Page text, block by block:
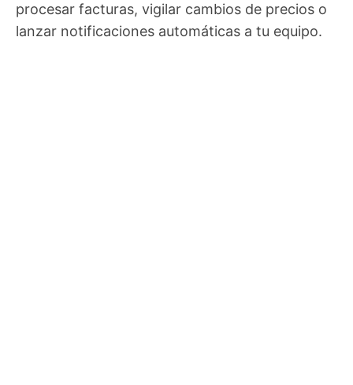
procesar facturas, vigilar cambios de precios o
lanzar notificaciones automáticas a tu equipo.